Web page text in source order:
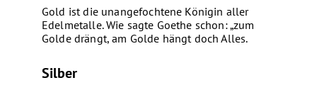
Gold ist die unangefochtene Königin aller
Edelmetalle. Wie sagte Goethe schon: „zum
Golde drängt, am Golde hängt doch Alles.
Silber